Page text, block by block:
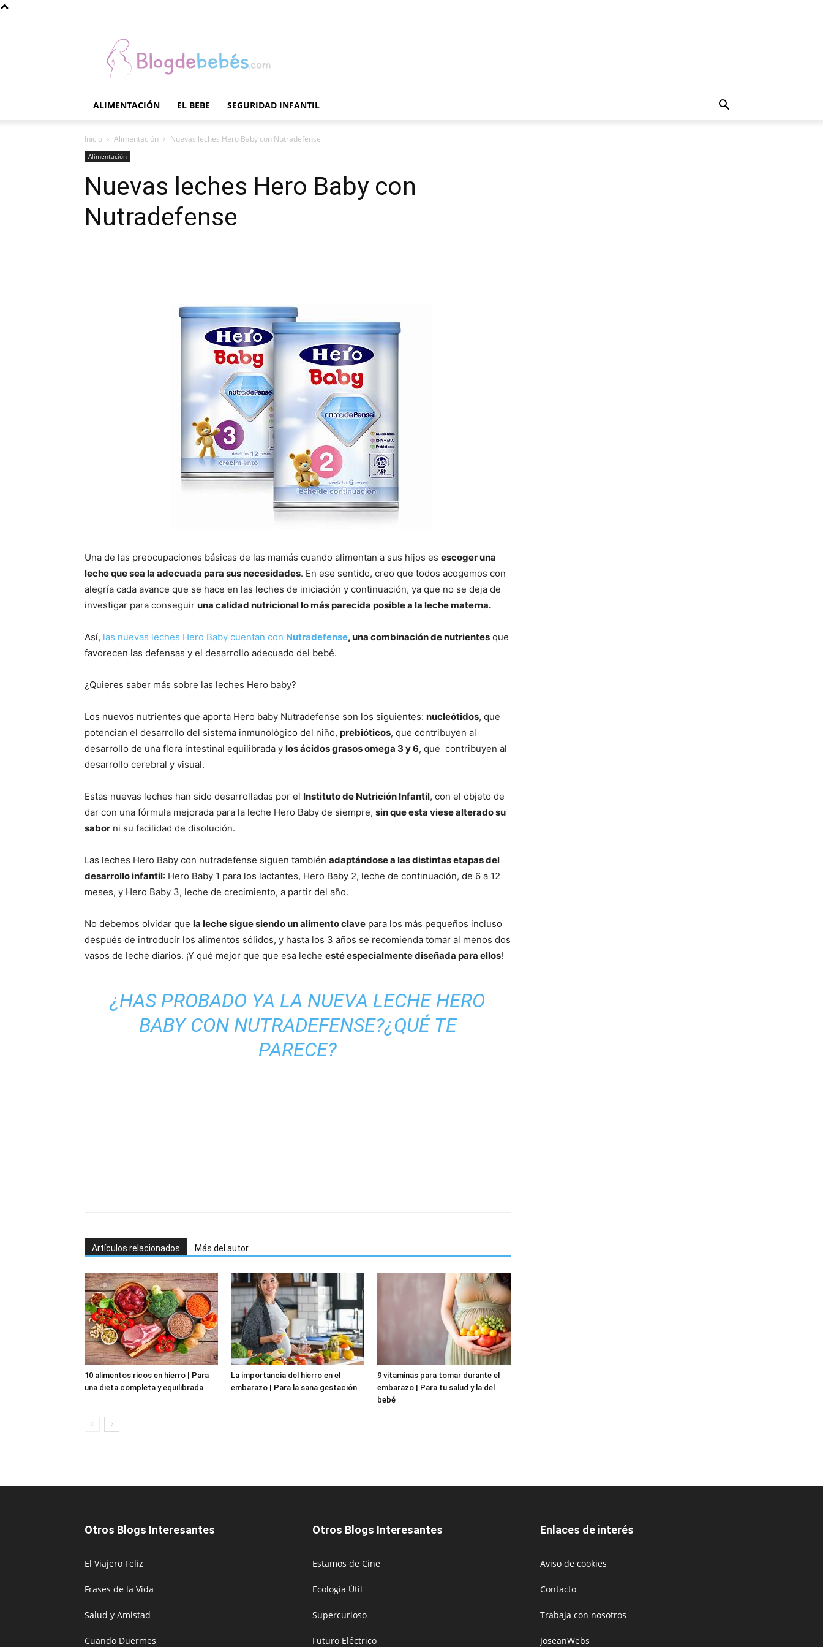
Bebés
ALIMENTACIÓN EL BEBE SEGURIDAD INFANTIL
Inicio Alimentación Nuevas leches Hero Baby con Nutradefense
Alimentación
Nuevas leches Hero Baby con
Nutradefense
Una de las preocupaciones básicas de las mamás cuando alimentan a sus hijos es escoger una
leche que sea la adecuada para sus necesidades. En ese sentido, creo que todos acogemos con
alegría cada avance que se hace en las leches de iniciación y continuación, ya que no se deja de
investigar para conseguir una calidad nutricional lo más parecida posible a la leche materna.
Así, las nuevas leches Hero Baby cuentan con Nutradefense, una combinación de nutrientes que
favorecen las defensas y el desarrollo adecuado del bebé.
¿Quieres saber más sobre las leches Hero baby?
Los nuevos nutrientes que aporta Hero baby Nutradefense son los siguientes: nucleótidos, que
potencian el desarrollo del sistema inmunológico del niño, prebióticos, que contribuyen al
desarrollo de una flora intestinal equilibrada y los ácidos grasos omega 3 y 6, que contribuyen al
desarrollo cerebral y visual.
Estas nuevas leches han sido desarrolladas por el Instituto de Nutrición Infantil, con el objeto de
dar con una fórmula mejorada para la leche Hero Baby de siempre, sin que esta viese alterado su
sabor ni su facilidad de disolución.
Las leches Hero Baby con nutradefense siguen también adaptándose a las distintas etapas del
desarrollo infantil: Hero Baby 1 para los lactantes, Hero Baby 2, leche de continuación, de 6 a 12
meses, y Hero Baby 3, leche de crecimiento, a partir del año.
No debemos olvidar que la leche sigue siendo un alimento clave para los más pequeños incluso
después de introducir los alimentos sólidos, y hasta los 3 años se recomienda tomar al menos dos
vasos de leche diarios. ¡Y qué mejor que que esa leche esté especialmente diseñada para ellos!
¿HAS PROBADO YA LA NUEVA LECHE HERO
BABY CON NUTRADEFENSE?¿QUÉ TE
PARECE?
Artículos relacionados Más del autor
10 alimentos ricos en hierro | Para
una dieta completa y equilibrada
La importancia del hierro en el
embarazo | Para la sana gestación
9 vitaminas para tomar durante el
embarazo | Para tu salud y la del
bebé
Otros Blogs Interesantes
El Viajero Feliz
Frases de la Vida
Salud y Amistad
Cuando Duermes
Otros Blogs Interesantes
Estamos de Cine
Ecología Útil
Supercurioso
Futuro Eléctrico
Enlaces de interés
Aviso de cookies
Contacto
Trabaja con nosotros
JoseanWebs